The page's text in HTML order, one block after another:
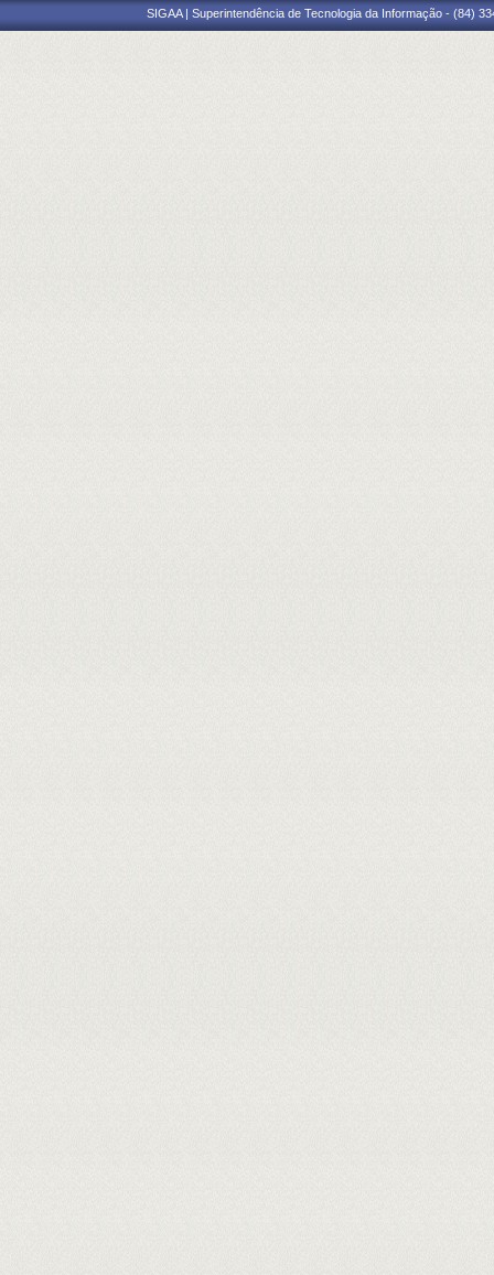
SIGAA | Superintendência de Tecnologia da Informação - (84)